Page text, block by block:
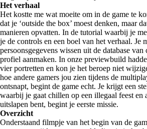
Het verhaal
Het kostte me wat moeite om in de game te
dat je ‘outside the box’ moest denken, maar
manieren opvatten. In de tutorial waarbij je
je de controls en een boel van het verhaal. Je
persoonsgegevens wissen uit de database van
profiel aanmaken. In onze previewbuild
vier portretten en kon je het beroep niet
hoe andere gamers jou zien tijdens de
ontsnapt, begint de game echt. Je krijgt een
waarbij je gaat chillen op een illegaal feest en
uitslapen bent, begint je eerste missie.
Overzicht
Onderstaand filmpje van het begin van de